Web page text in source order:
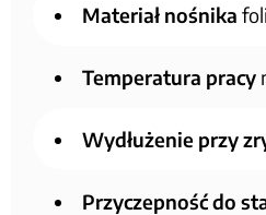
Materiał nośnika
Temperatura pracy
Wydłużenie przy
Przyczepność do